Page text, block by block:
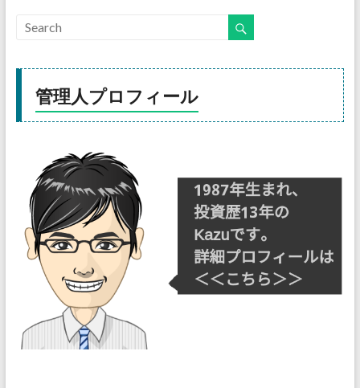
管理人プロフィール